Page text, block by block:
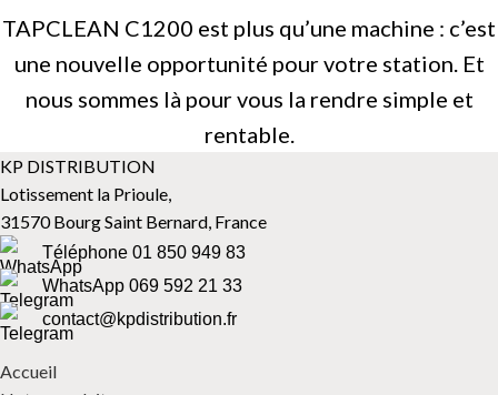
TAPCLEAN C1200 est plus qu’une machine : c’est
une nouvelle opportunité pour votre station. Et
nous sommes là pour vous la rendre simple et
rentable.
KP DISTRIBUTION
Lotissement la Prioule,
31570 Bourg Saint Bernard, France
Téléphone 01 850 949 83
WhatsApp 069 592 21 33
contact@kpdistribution.fr
Accueil